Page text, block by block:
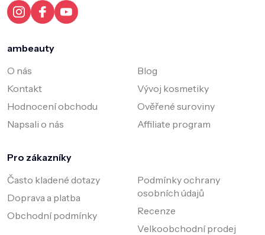
ambeauty
O nás
Kontakt
Hodnocení obchodu
Napsali o nás
Blog
Vývoj kosmetiky
Ověřené suroviny
Affiliate program
Pro zákazníky
Často kladené dotazy
Doprava a platba
Obchodní podmínky
Podmínky ochrany
osobních údajů
Recenze
Velkoobchodní prodej